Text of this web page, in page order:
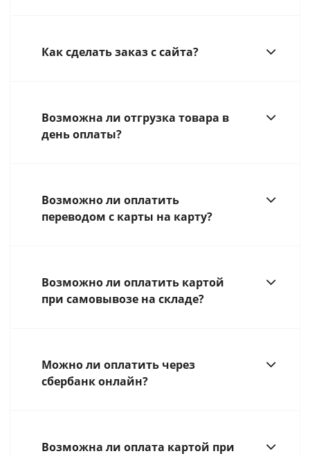
Как сделать заказ с сайта?
Возможна ли отгрузка товара в
день оплаты?
Возможно ли оплатить
переводом с карты на карту?
Возможно ли оплатить картой
при самовывозе на складе?
Можно ли оплатить через
сбербанк онлайн?
Возможна ли оплата картой при